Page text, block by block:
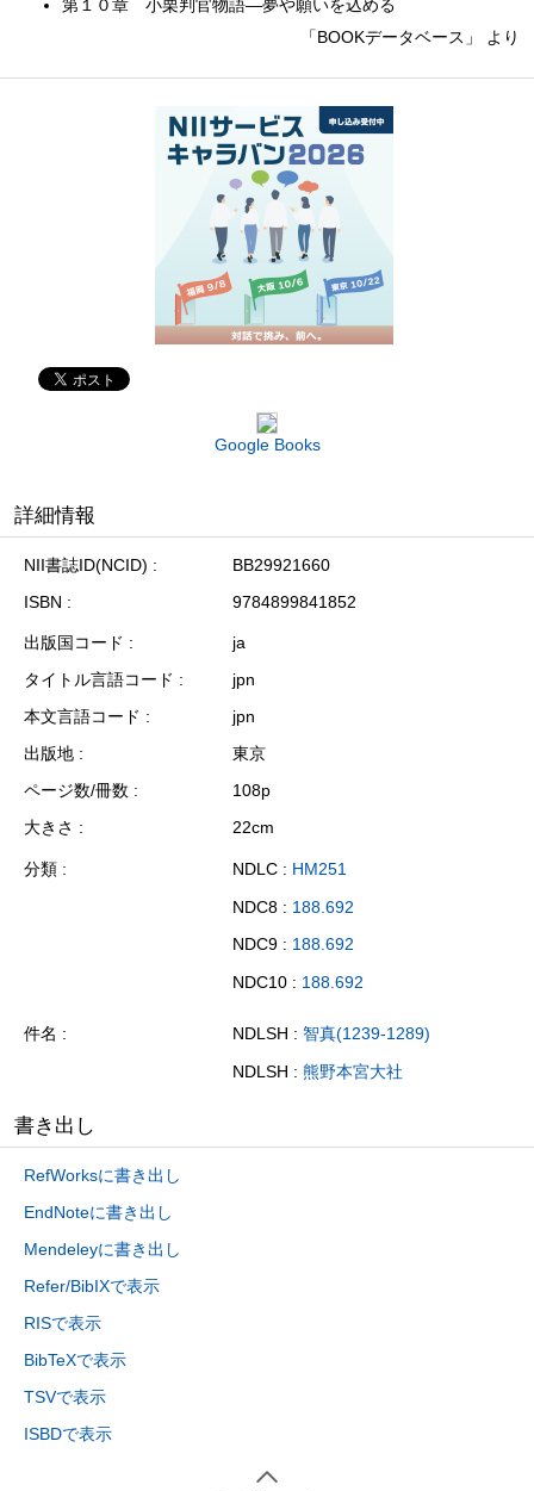
第１０章 小栗判官物語—夢や願いを込める
「BOOKデータベース」 より
Google Books
詳細情報
NII書誌ID(NCID)
BB29921660
ISBN
9784899841852
出版国コード
ja
タイトル言語コード
jpn
本文言語コード
jpn
出版地
東京
ページ数/冊数
108p
大きさ
22cm
分類 NDLC : HM251
NDC8 : 188.692
NDC9 : 188.692
NDC10 : 188.692
件名 NDLSH : 智真(1239-1289)
NDLSH : 熊野本宮大社
書き出し
RefWorksに書き出し
EndNoteに書き出し
Mendeleyに書き出し
Refer/BibIXで表示
RISで表示
BibTeXで表示
TSVで表示
ISBDで表示